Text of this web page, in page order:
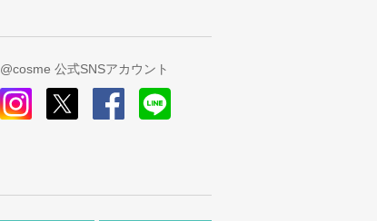
@cosme 公式SNSアカウント